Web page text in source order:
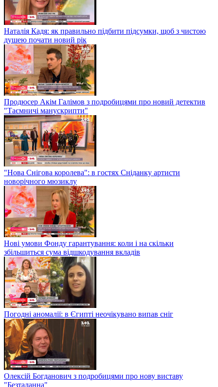
Наталія Кадя: як правильно підбити підсумки, щоб з чистою
душею почати новий рік
Продюсер Акім Галімов з подробицями про новий детектив
"Таємничі манускрипти"
"Нова Снігова королева": в гостях Сніданку артисти
новорічного мюзиклу
Нові умови Фонду гарантування: коли і на скільки
збільшиться сума відшкодування вкладів
Погодні аномалії: в Єгипті неочікувано випав сніг
Олексій Богданович з подробицями про нову виставу
"Безталанна"